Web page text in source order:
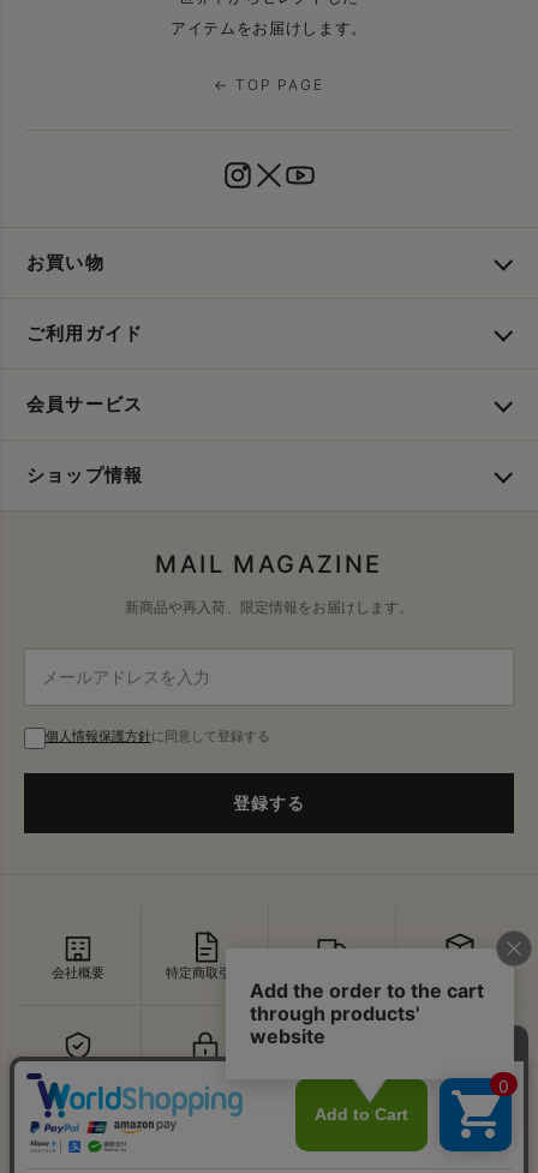
アイテムをお届けします。
← TOP PAGE
お買い物
ご利用ガイド
会員サービス
ショップ情報
MAIL MAGAZINE
新商品や再入荷、限定情報をお届けします。
個人情報保護方針に同意して登録する
登録する
会社概要 特定商取引法
セキュリティ お問い合わせ
↑